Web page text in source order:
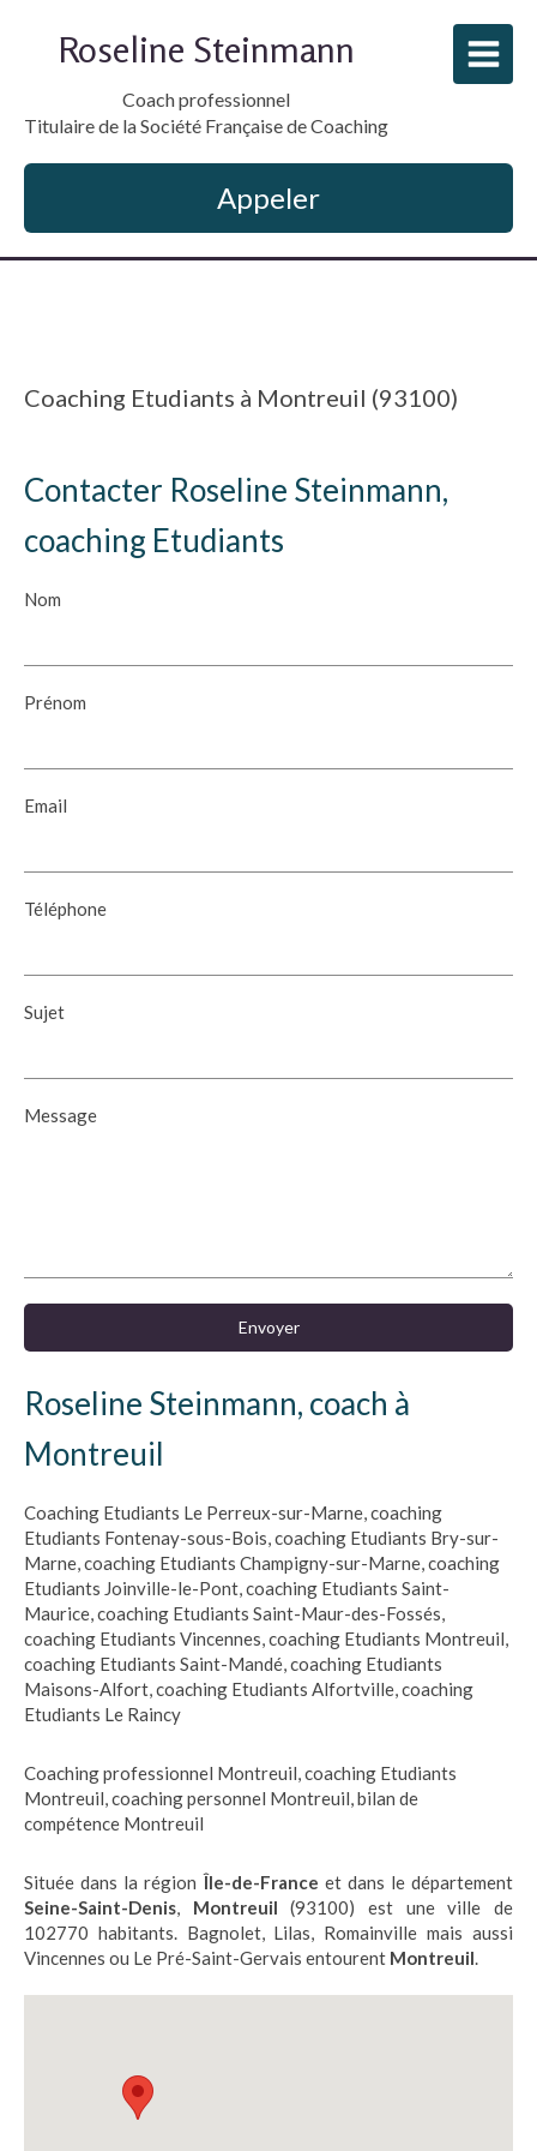
Roseline Steinmann
Coach professionnel
Titulaire de la Société Française de Coaching
Appeler
Coaching Etudiants à Montreuil (93100)
Contacter Roseline Steinmann,
coaching Etudiants
Nom
Prénom
Email
Téléphone
Sujet
Message
Envoyer
Roseline Steinmann, coach à
Montreuil
Coaching Etudiants Le Perreux-sur-Marne,coaching
Etudiants Fontenay-sous-Bois,coaching Etudiants Bry-sur-
Marne,coaching Etudiants Champigny-sur-Marne,coaching
Etudiants Joinville-le-Pont,coaching Etudiants Saint-
Maurice,coaching Etudiants Saint-Maur-des-Fossés,
coaching Etudiants Vincennes,coaching Etudiants Montreuil,
coaching Etudiants Saint-Mandé,coaching Etudiants
Maisons-Alfort,coaching Etudiants Alfortville,coaching
Etudiants Le Raincy
Coaching professionnel Montreuil,coaching Etudiants
Montreuil,coaching personnel Montreuil,bilan de
compétence Montreuil
Située dans la régionÎle-de-France et dans le département
Seine-Saint-Denis, Montreuil (93100) est une ville de
102770 habitants. Bagnolet, Lilas, Romainville mais aussi
Vincennes ou Le Pré-Saint-Gervais entourent Montreuil.